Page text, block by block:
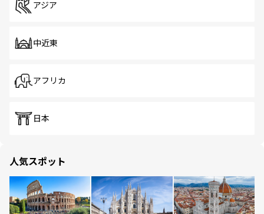
アジア
中近東
アフリカ
日本
人気スポット